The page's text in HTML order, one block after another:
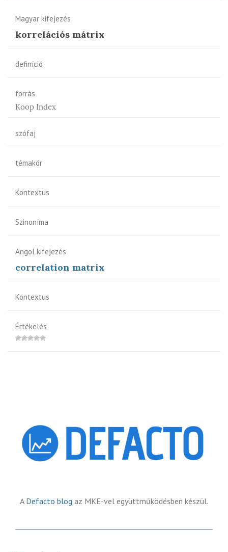
Magyar kifejezés
korrelációs mátrix
definíció
forrás
Koop Index
szófaj
témakör
Kontextus
Szinoníma
Angol kifejezés
correlation matrix
Kontextus
Értékelés
A Defacto blog az MKE-vel együttműködésben készül.